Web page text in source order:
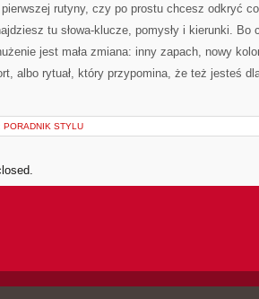
rutyny, czy po prostu chcesz odkryć
tu słowa-klucze, pomysły i kierunki. Bo
jest mała zmiana: inny zapach, nowy
albo rytuał, który przypomina, że też jesteś
PORADNIK STYLU